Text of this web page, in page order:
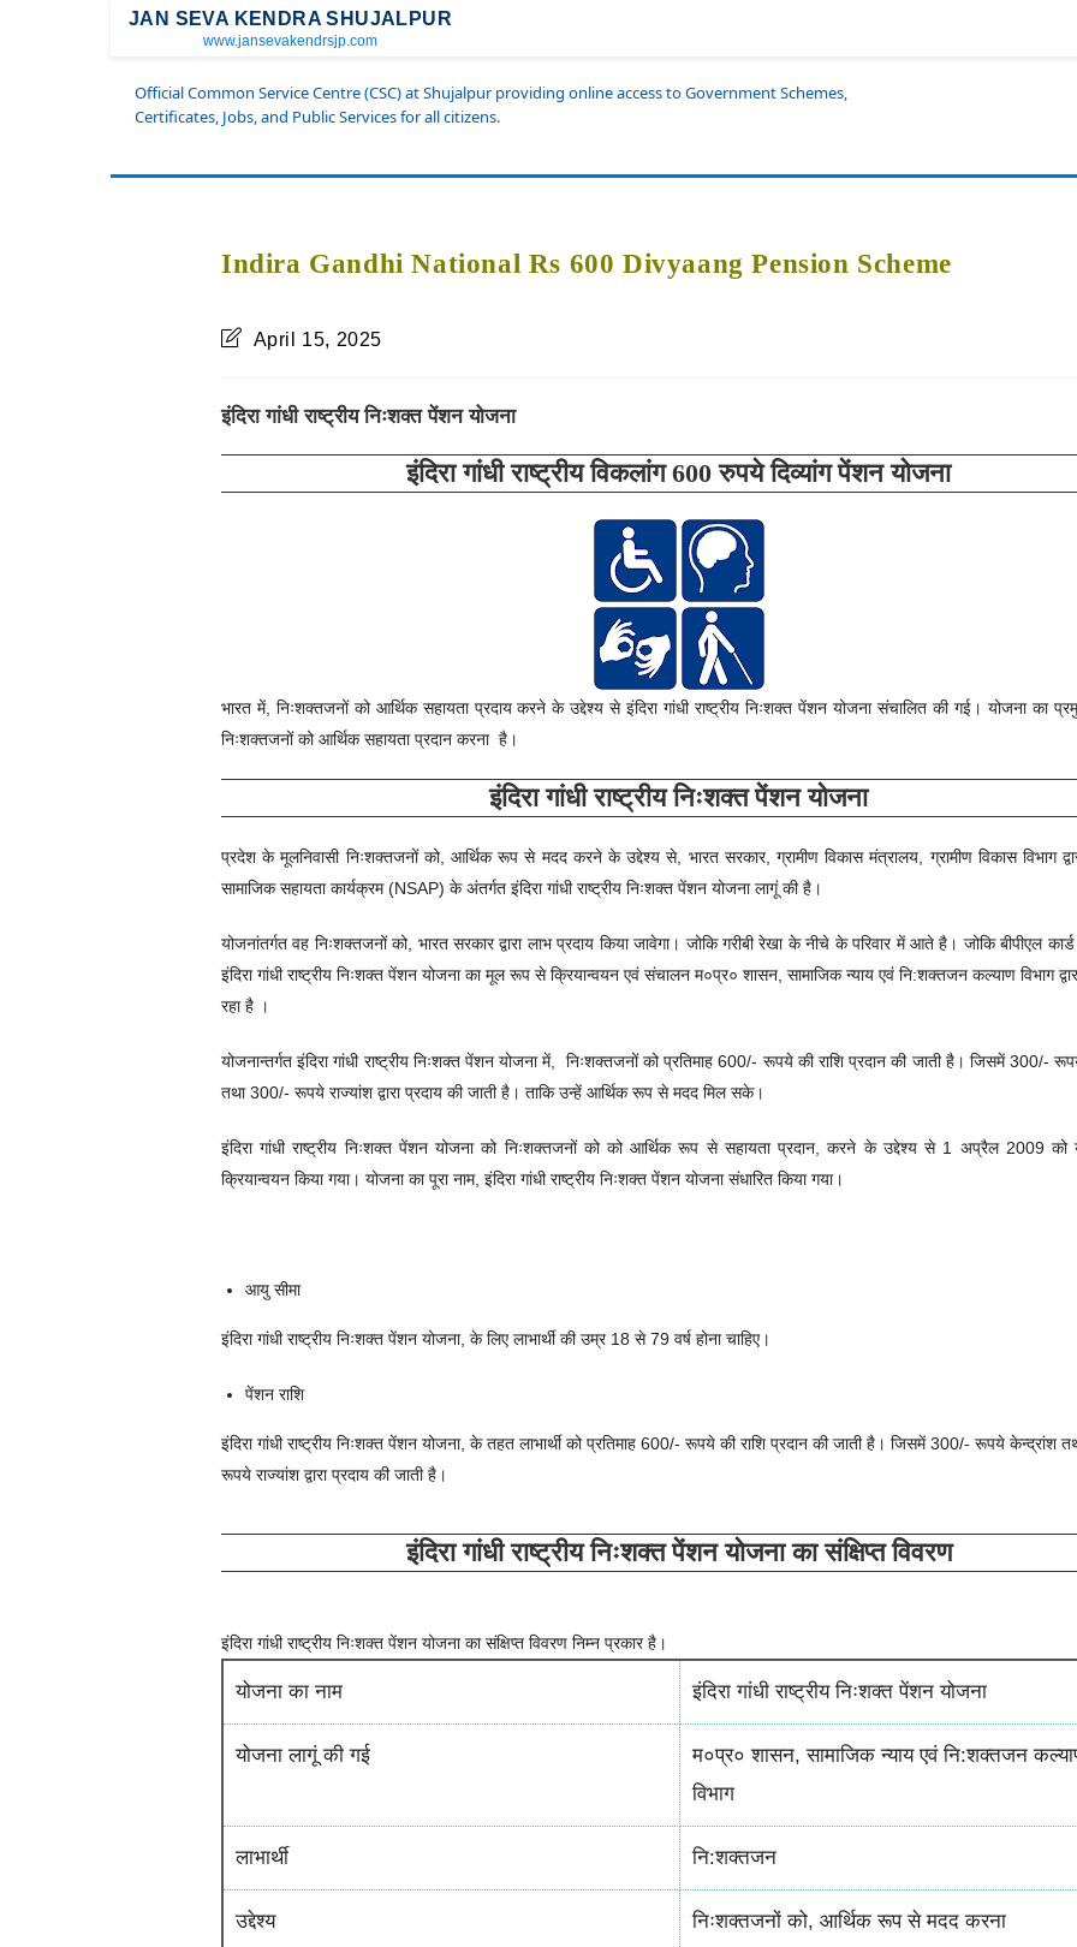
JAN SEVA KENDRA SHUJALPUR
www.jansevakendrsjp.com
Official Common Service Centre (CSC) at Shujalpur providing online access to Government Schemes,
Certificates, Jobs, and Public Services for all citizens.
Indira Gandhi National Rs 600 Divyaang Pension Scheme
April 15, 2025
इंदिरा गांधी राष्ट्रीय निःशक्त पेंशन योजना
इंदिरा गांधी राष्ट्रीय विकलांग 600 रुपये दिव्यांग पेंशन योजना
भारत में, निःशक्तजनों को आर्थिक सहायता प्रदाय करने के उद्देश्य से इंदिरा गांधी राष्ट्रीय निःशक्त पेंशन योजना संचालित की गई। योजना का
निःशक्तजनों को आर्थिक सहायता प्रदान करना है।
इंदिरा गांधी राष्ट्रीय निःशक्त पेंशन योजना
प्रदेश के मूलनिवासी निःशक्तजनों को, आर्थिक रूप से मदद करने के उद्देश्य से, भारत सरकार, ग्रामीण विकास मंत्रालय, ग्रामीण विकास विभाग
सामाजिक सहायता कार्यक्रम (NSAP) के अंतर्गत इंदिरा गांधी राष्ट्रीय निःशक्त पेंशन योजना लागूं की है।
योजनांतर्गत वह निःशक्तजनों को, भारत सरकार द्वारा लाभ प्रदाय किया जावेगा। जोकि गरीबी रेखा के नीचे के परिवार में आते है। जोकि बीपीएल
इंदिरा गांधी राष्ट्रीय निःशक्त पेंशन योजना का मूल रूप से क्रियान्वयन एवं संचालन म०प्र० शासन, सामाजिक न्याय एवं नि:शक्‍तजन कल्‍याण विभाग
रहा है ।
योजनान्तर्गतइंदिरा गांधी राष्ट्रीय निःशक्त पेंशन योजनामें, निःशक्तजनों को प्रतिमाह 600/- रूपये की राशि प्रदान की जाती है। जिसमें 300/-
तथा 300/- रूपये राज्यांश द्वारा प्रदाय की जाती है। ताकि उन्हें आर्थिक रूप से मदद मिल सके।
इंदिरा गांधी राष्ट्रीय निःशक्त पेंशन योजना को निःशक्तजनों को को आर्थिक रूप से सहायता प्रदान, करने के उद्देश्य से 1 अप्रैल 2009 को
क्रियान्वयन किया गया। योजना का पूरा नाम, इंदिरा गांधी राष्ट्रीय निःशक्त पेंशन योजना संधारित किया गया।
आयु सीमा
इंदिरा गांधी राष्ट्रीय निःशक्त पेंशन योजना, के लिए लाभार्थी की उम्र 18 से 79 वर्ष होना चाहिए।
पेंशन राशि
इंदिरा गांधी राष्ट्रीय निःशक्त पेंशन योजना, के तहत लाभार्थी को प्रतिमाह 600/- रूपये की राशि प्रदान की जाती है। जिसमें 300/- रूपये केन्द्रांश
रूपये राज्यांश द्वारा प्रदाय की जाती है।
इंदिरा गांधी राष्ट्रीय निःशक्त पेंशन योजना का संक्षिप्त विवरण
इंदिरा गांधी राष्ट्रीय निःशक्त पेंशन योजना का संक्षिप्त विवरण निम्न प्रकार है।
योजना का नाम इंदिरा गांधी राष्ट्रीय निःशक्त पेंशन योजना
योजना लागूं की गई
म०प्र० शासन, सामाजिक न्याय एवं नि:शक्‍तजन
विभाग
लाभार्थी नि:शक्‍तजन
उद्देश्य निःशक्तजनों को, आर्थिक रूप से मदद करना